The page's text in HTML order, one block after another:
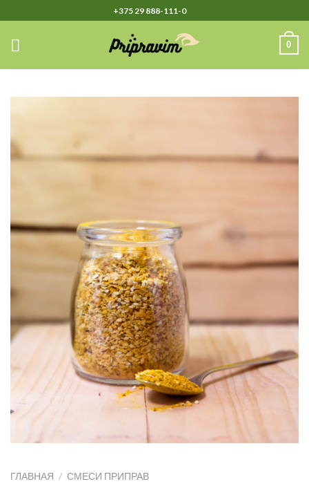
to
content
+375 29 888-111-0
0
ГЛАВНАЯ / СМЕСИ ПРИПРАВ